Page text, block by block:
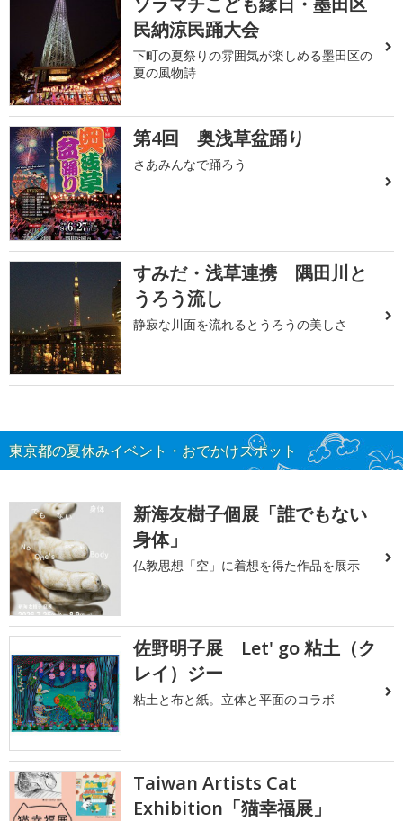
民納涼民踊大会
下町の夏祭りの雰囲気が楽しめる墨田区の
夏の風物詩
第4回 奥浅草盆踊り
さあみんなで踊ろう
すみだ・浅草連携 隅田川と
うろう流し
静寂な川面を流れるとうろうの美しさ
東京都の夏休みイベント・おでかけスポット
新海友樹子個展「誰でもない
身体」
仏教思想「空」に着想を得た作品を展示
佐野明子展 Let' go 粘土（ク
レイ）ジー
粘土と布と紙。立体と平面のコラボ
Taiwan Artists Cat
Exhibition「猫幸福展」